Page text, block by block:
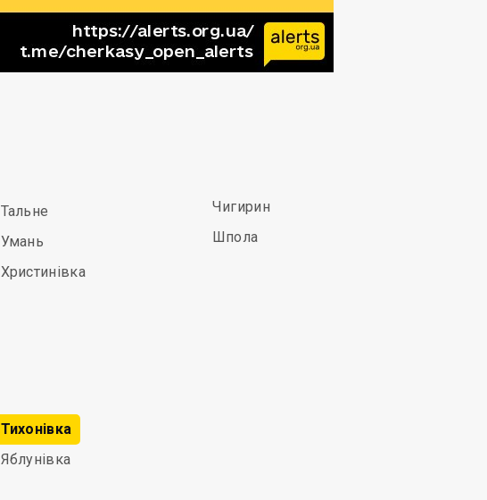
Тальне
Умань
Христинівка
Чигирин
Шпола
Тихонівка
Яблунівка